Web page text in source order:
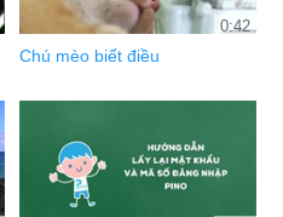
0:42
Chú mèo biết điều